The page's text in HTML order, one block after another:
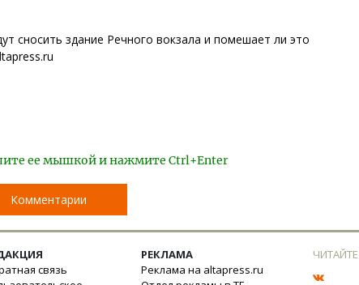
сносить здание Речного вокзала и помешает ли это
ее мышкой и нажмите Ctrl+Enter
Комментарии
связь
РЕКЛАМА
Реклама на altapress.ru